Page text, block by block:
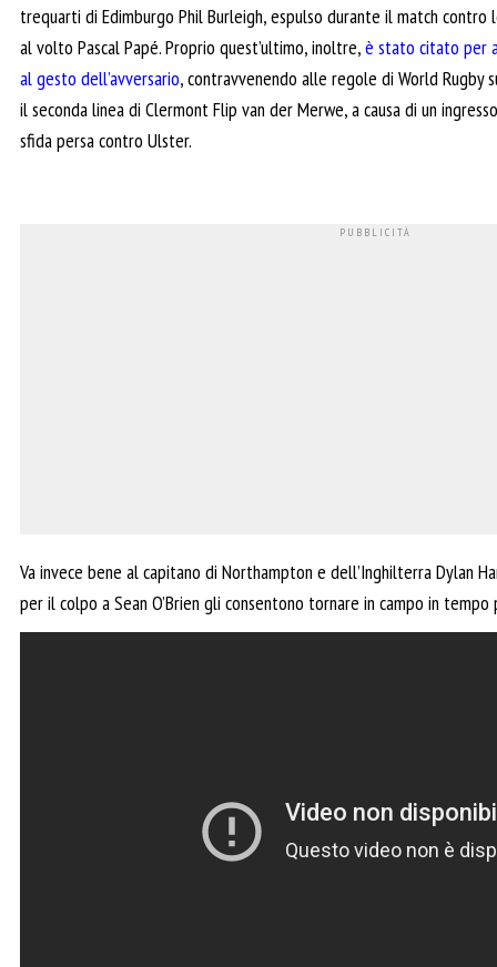
trequarti di Edimburgo Phil Burleigh, espulso durante il match
al volto Pascal Papé. Proprio quest’ultimo, inoltre,è stato citato per
al gesto dell’avversario, contravvenendo alle regole di World Rugby
il seconda linea di Clermont Flip van der Merwe, a causa di un
sfida persa contro Ulster.
Va invece bene al capitano di Northampton e dell’Inghilterra Dylan
per il colpo a Sean O’Brien gli consentono tornare in campo in tempo